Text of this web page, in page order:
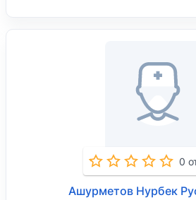
0
Ашурметов Нурбек